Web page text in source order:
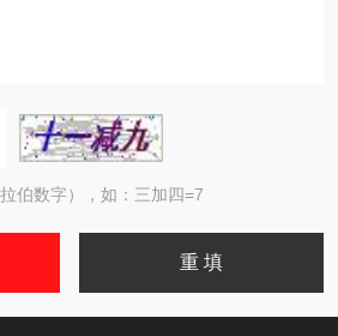
伯数字），如：三加四=7